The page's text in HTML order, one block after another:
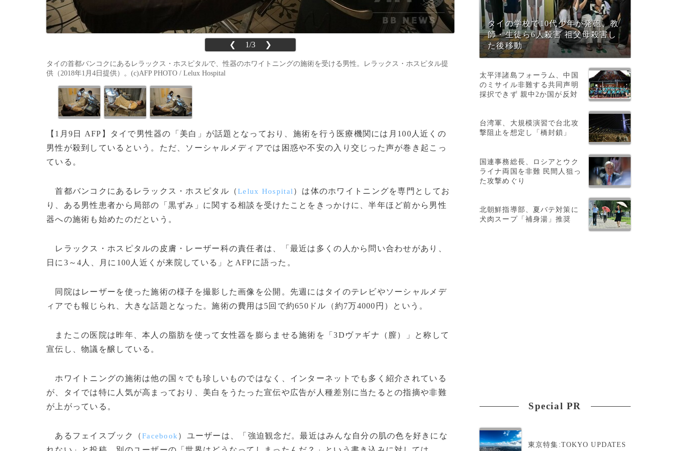
❮ 1/3 ❯
タイの首都バンコクにあるレラックス・ホスピタルで、性器のホワイトニングの施術を受ける男性。レラックス・ホスピタル提
供（2018年1月4日提供）。(c)AFP PHOTO / Lelux Hospital
【1月9日 AFP】タイで男性器の「美白」が話題となっており、施術を行う医療機関には月100人近くの
男性が殺到しているという。ただ、ソーシャルメディアでは困惑や不安の入り交じった声が巻き起こっ
ている。
首都バンコクにあるレラックス・ホスピタル（Lelux Hospital ）は体のホワイトニングを専門としてお
り、ある男性患者から局部の「黒ずみ」に関する相談を受けたことをきっかけに、半年ほど前から男性
器への施術も始めたのだという。
レラックス・ホスピタルの皮膚・レーザー科の責任者は、「最近は多くの人から問い合わせがあり、
日に3～4人、月に100人近くが来院している」とAFPに語った。
同院はレーザーを使った施術の様子を撮影した画像を公開。先週にはタイのテレビやソーシャルメデ
ィアでも報じられ、大きな話題となった。施術の費用は5回で約650ドル（約7万4000円）という。
またこの医院は昨年、本人の脂肪を使って女性器を膨らませる施術を「3Dヴァギナ（膣）」と称して
宣伝し、物議を醸している。
ホワイトニングの施術は他の国々でも珍しいものではなく、インターネットでも多く紹介されている
が、タイでは特に人気が高まっており、美白をうたった宣伝や広告が人種差別に当たるとの指摘や非難
が上がっている。
あるフェイスブック（Facebook ）ユーザーは、「強迫観念だ。最近はみんな自分の肌の色を好きにな
タイの学校で10代少年が発砲、教
師・生徒ら6人殺害 祖父母殺害し
た後移動
太平洋諸島フォーラム、中国
のミサイル非難する共同声明
採択できず 親中2か国が反対
台湾軍、大規模演習で台北攻
撃阻止を想定し「橋封鎖」
国連事務総長、ロシアとウク
ライナ両国を非難 民間人狙っ
た攻撃めぐり
北朝鮮指導部、夏バテ対策に
犬肉スープ「補身湯」推奨
Special PR
東京特集:TOKYO UPDATES